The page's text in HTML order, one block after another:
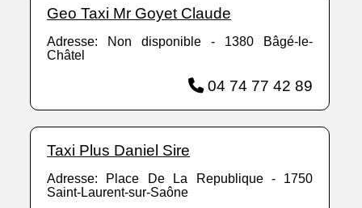
Geo Taxi Mr Goyet Claude
Adresse: Non disponible - 1380 Bâgé-le-
Châtel
04 74 77 42 89
Taxi Plus Daniel Sire
Adresse: Place De La Republique - 1750
Saint-Laurent-sur-Saône